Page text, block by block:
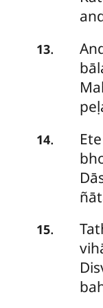
13.
14.
15.